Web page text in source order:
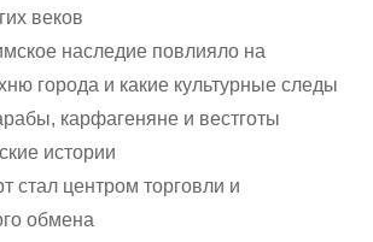
веков
наследие повлияло на
города и какие культурные следы
карфагеняне и вестготы
истории
стал центром торговли и
обмена